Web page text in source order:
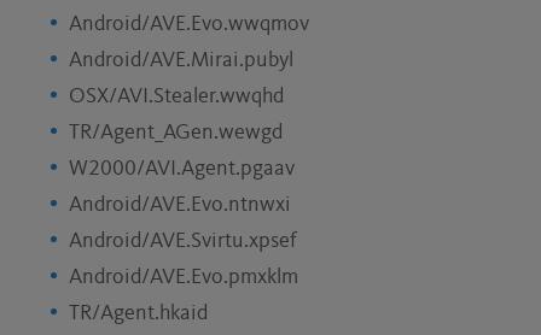
Android/AVE.Evo.wwqmov
Android/AVE.Mirai.pubyl
OSX/AVI.Stealer.wwqhd
TR/Agent_AGen.wewgd
W2000/AVI.Agent.pgaav
Android/AVE.Evo.ntnwxi
Android/AVE.Svirtu.xpsef
Android/AVE.Evo.pmxklm
TR/Agent.hkaid